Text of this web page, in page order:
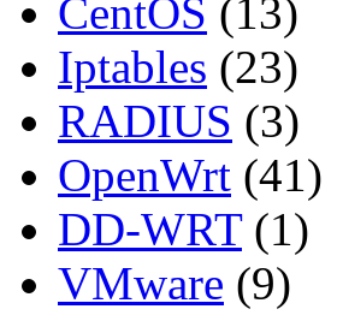
CentOS (13)
Iptables (23)
RADIUS (3)
OpenWrt (41)
DD-WRT(1)
VMware (9)